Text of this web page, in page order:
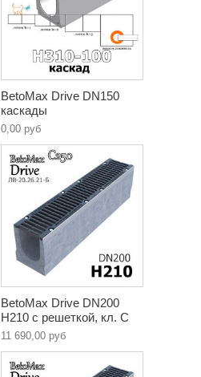
BetoMax Drive DN150
каскады
0,00 руб
BetoMax Drive DN200
H210 с решеткой, кл. C
11 690,00 руб